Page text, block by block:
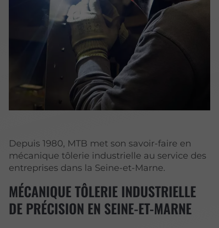
Depuis 1980, MTB met son savoir-faire en
mécanique tôlerie industrielle au service des
entreprises dans la Seine-et-Marne.
MÉCANIQUE TÔLERIE INDUSTRIELLE
DE PRÉCISION EN SEINE-ET-MARNE